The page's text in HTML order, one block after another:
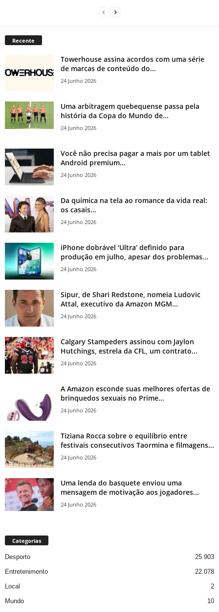
Recente
Towerhouse assina acordos com uma série
de marcas de conteúdo do...
24 Junho 2026
Uma arbitragem quebequense passa pela
história da Copa do Mundo de...
24 Junho 2026
Você não precisa pagar a mais por um tablet
Android premium...
24 Junho 2026
Da química na tela ao romance da vida real:
os casais...
24 Junho 2026
iPhone dobrável ‘Ultra’ definido para
produção em julho, apesar dos problemas...
24 Junho 2026
Sipur, de Shari Redstone, nomeia Ludovic
Attal, executivo da Amazon MGM...
24 Junho 2026
Calgary Stampeders assinou com Jaylon
Hutchings, estrela da CFL, um contrato...
24 Junho 2026
A Amazon esconde suas melhores ofertas de
brinquedos sexuais no Prime...
24 Junho 2026
Tiziana Rocca sobre o equilíbrio entre
festivais consecutivos Taormina e filmagens...
24 Junho 2026
Uma lenda do basquete enviou uma
mensagem de motivação aos jogadores...
24 Junho 2026
Categorias
Desporto
25.903
Entretenimento
22.078
Local
2
Mundo
10